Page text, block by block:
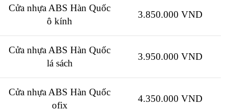
Cửa nhựa ABS Hàn Quốc
ô kính
3.850.000 VND
Cửa nhựa ABS Hàn Quốc
lá sách
3.950.000 VND
Cửa nhựa ABS Hàn Quốc
ofix
4.350.000 VND